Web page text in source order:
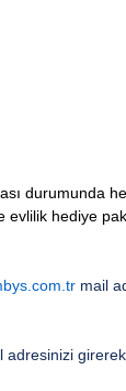
durumunda
evlilik hediye
mail
adresinizi girerek